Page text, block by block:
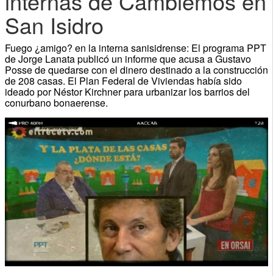
San Isidro
Fuego ¿amigo? en la interna sanisidrense: El programa PPT
de Jorge Lanata publicó un informe que acusa a Gustavo
Posse de quedarse con el dinero destinado a la construcción
de 208 casas. El Plan Federal de Viviendas había sido
ideado por Néstor Kirchner para urbanizar los barrios del
conurbano bonaerense.